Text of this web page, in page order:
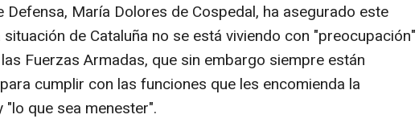
Defensa, María Dolores de Cospedal, ha asegurado este
de Cataluña no se está viviendo con "preocupación"
Fuerzas Armadas, que sin embargo siempre están
cumplir con las funciones que les encomienda la
"lo que sea menester".